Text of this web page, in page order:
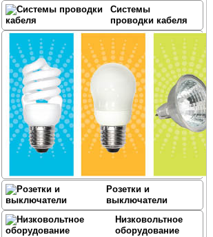
Системы
проводки кабеля
Розетки и
выключатели
Низковольтное
оборудование